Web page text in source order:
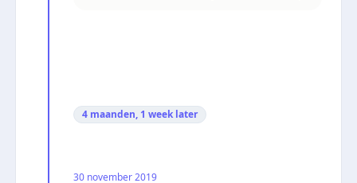
4 maanden, 1 week later
30 november 2019